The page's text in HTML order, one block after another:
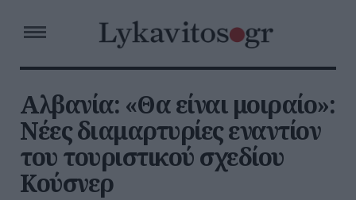
Αλβανία: «Θα είναι μοιραίο»:
Νέες διαμαρτυρίες εναντίον
του τουριστικού σχεδίου
Κούσνερ